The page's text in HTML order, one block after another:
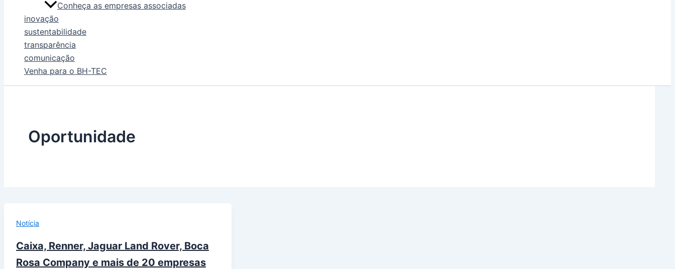
Conheça as empresas associadas
inovação
sustentabilidade
transparência
comunicação
Venha para o BH-TEC
Oportunidade
Notícia
Caixa, Renner, Jaguar Land Rover, Boca
Rosa Company e mais de 20 empresas